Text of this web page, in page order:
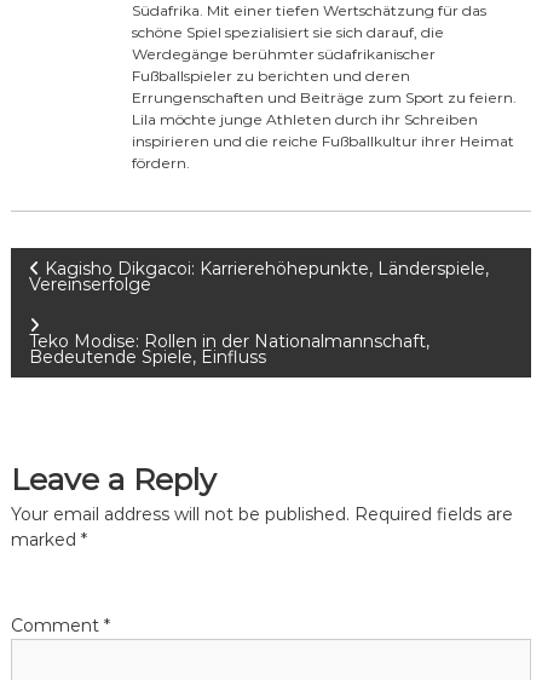
Südafrika. Mit einer tiefen Wertschätzung für das
schöne Spiel spezialisiert sie sich darauf, die
Werdegänge berühmter südafrikanischer
Fußballspieler zu berichten und deren
Errungenschaften und Beiträge zum Sport zu feiern.
Lila möchte junge Athleten durch ihr Schreiben
inspirieren und die reiche Fußballkultur ihrer Heimat
fördern.
P
o
s
n
a
i
Kagisho Dikgacoi: Karrierehöhepunkte, Länderspiele,
Vereinserfolge
Teko Modise: Rollen in der Nationalmannschaft,
Bedeutende Spiele, Einfluss
Leave a Reply
Your email address will not be published. Required fields are
marked *
Comment *